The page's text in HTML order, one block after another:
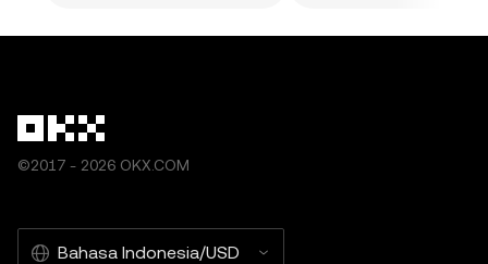
©2017 - 2026 OKX.COM
Bahasa Indonesia/USD